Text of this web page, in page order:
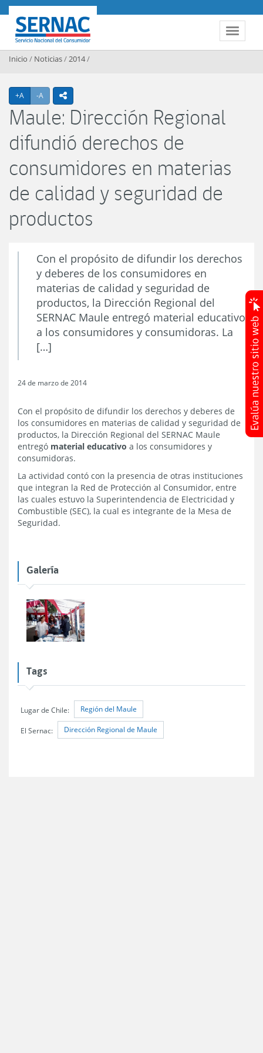
Contenido principal
Toggle
SERNAC
Inicio / Noticias/2014/
+A Agrandar texto
-A Achicar textoicono compartir
Maule: Dirección Regional
difundió derechos de
consumidores en materias
de calidad y seguridad de
productos
Con el propósito de difundir los derechos
y deberes de los consumidores en
materias de calidad y seguridad de
productos, la Dirección Regional del
SERNAC Maule entregó material educativo
a los consumidores y consumidoras. La
[…]
24 de marzo de 2014
Con el propósito de difundir los derechos y deberes de
los consumidores en materias de calidad y seguridad de
productos, la Dirección Regional del SERNAC Maule
entregó material educativo a los consumidores y
consumidoras.
La actividad contó con la presencia de otras instituciones
que integran la Red de Protección al Consumidor, entre
las cuales estuvo la Superintendencia de Electricidad y
Combustible (SEC), la cual es integrante de la Mesa de
Seguridad.
Galería
Tags
Lugar de Chile: Región del Maule
El Sernac: Dirección Regional de Maule